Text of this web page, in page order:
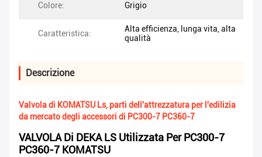
Colore: Grigio
Caratteristica:
Alta efficienza, lunga vita, alta
qualità
Descrizione
Valvola di KOMATSU Ls, parti dell'attrezzatura per l'edilizia
da mercato degli accessori di PC300-7 PC360-7
VALVOLA Di DEKA LS Utilizzata Per PC300-7
PC360-7 KOMATSU